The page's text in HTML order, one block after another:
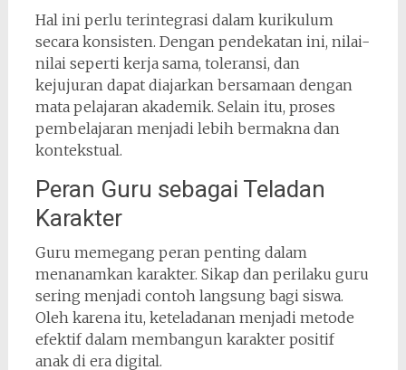
Hal ini perlu terintegrasi dalam kurikulum
secara konsisten. Dengan pendekatan ini, nilai-
nilai seperti kerja sama, toleransi, dan
kejujuran dapat diajarkan bersamaan dengan
mata pelajaran akademik. Selain itu, proses
pembelajaran menjadi lebih bermakna dan
kontekstual.
Peran Guru sebagai Teladan
Karakter
Guru memegang peran penting dalam
menanamkan karakter. Sikap dan perilaku guru
sering menjadi contoh langsung bagi siswa.
Oleh karena itu, keteladanan menjadi metode
efektif dalam membangun karakter positif
anak di era digital.